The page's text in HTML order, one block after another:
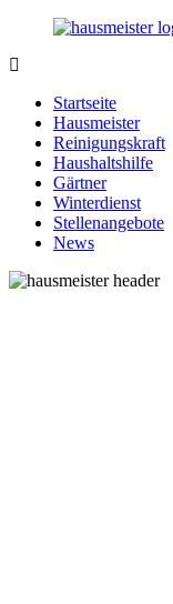
Zurück
Inhalt
Hausmeister.de
rund
Ihren
Haushalt
Startseite
Hausmeister
Reinigungskraft
Haushaltshilfe
Gärtner
Winterdienst
Stellenangebote
News